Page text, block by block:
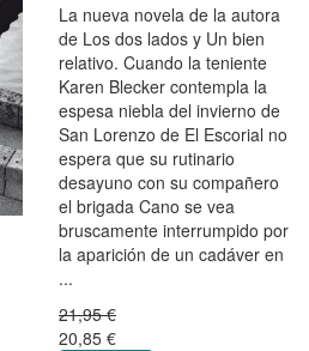
La nueva novela de la autora
de Los dos lados y Un bien
relativo. Cuando la teniente
Karen Blecker contempla la
espesa niebla del invierno de
San Lorenzo de El Escorial no
espera que su rutinario
desayuno con su compañero
el brigada Cano se vea
bruscamente interrumpido por
la aparición de un cadáver en
...
21,95 €
20,85 €